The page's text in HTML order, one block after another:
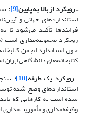
ـ رویکرد از بالا به پایین[9]
:
استانداردهای جهانی و
فرایندها تأکید می‌شود تا
رویکرد مجموعه‌مداری است
چون استاندارد انجمن
کتابخانه‌های دانشگاهی
ـ رویکرد یک طرفه[10]
:
استانداردهای وضع شده توسط
شده است نه کارهایی که
وظیفه‌مداری و